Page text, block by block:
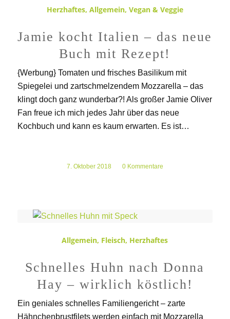
Herzhaftes, Allgemein, Vegan & Veggie
Jamie kocht Italien – das neue
Buch mit Rezept!
{Werbung} Tomaten und frisches Basilikum mit
Spiegelei und zartschmelzendem Mozzarella – das
klingt doch ganz wunderbar?! Als großer Jamie Oliver
Fan freue ich mich jedes Jahr über das neue
Kochbuch und kann es kaum erwarten. Es ist…
7. Oktober 2018
/ 0 Kommentare
Allgemein, Fleisch, Herzhaftes
Schnelles Huhn nach Donna
Hay – wirklich köstlich!
Ein geniales schnelles Familiengericht – zarte
Hähnchenbrustfilets werden einfach mit Mozzarella